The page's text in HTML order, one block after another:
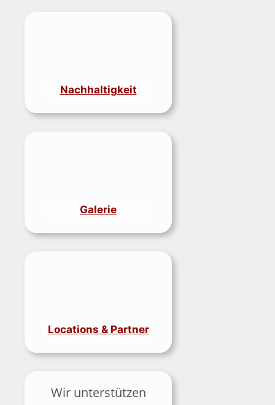
Nachhaltigkeit
Galerie
Locations & Partner
Wir unterstützen